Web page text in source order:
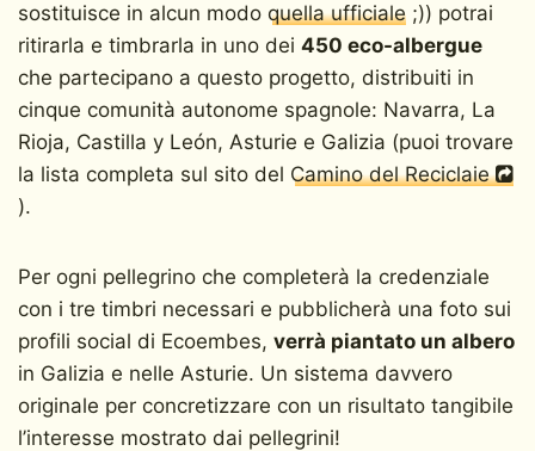
sostituisce in alcun modo quella ufficiale;)) potrai
ritirarla e timbrarla in uno dei 450 eco-albergue
che partecipano a questo progetto, distribuiti in
cinque comunità autonome spagnole: Navarra, La
Rioja, Castilla y León, Asturie e Galizia (puoi trovare
la lista completa sul sito del Camino del Reciclaie
).
Per ogni pellegrino che completerà la credenziale
con i tre timbri necessari e pubblicherà una foto sui
profili social di Ecoembes, verrà piantato un albero
in Galizia e nelle Asturie. Un sistema davvero
originale per concretizzare con un risultato tangibile
l’interesse mostrato dai pellegrini!